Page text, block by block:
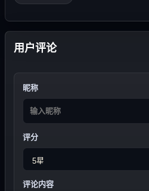
用户评论
昵称
评分
评论内容